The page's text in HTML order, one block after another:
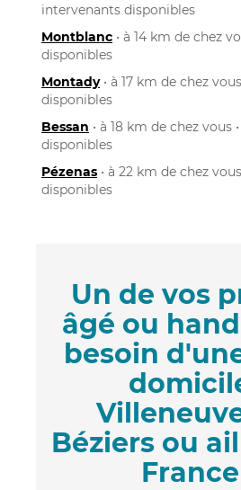
intervenants disponibles
Montblanc • à 14 km de chez
disponibles
Montady• à 17 km de chez
disponibles
Bessan • à 18 km de chez vous
disponibles
Pézenas • à 22 km de chez
disponibles
Un de vos
âgé ou
besoin
Béziers ou